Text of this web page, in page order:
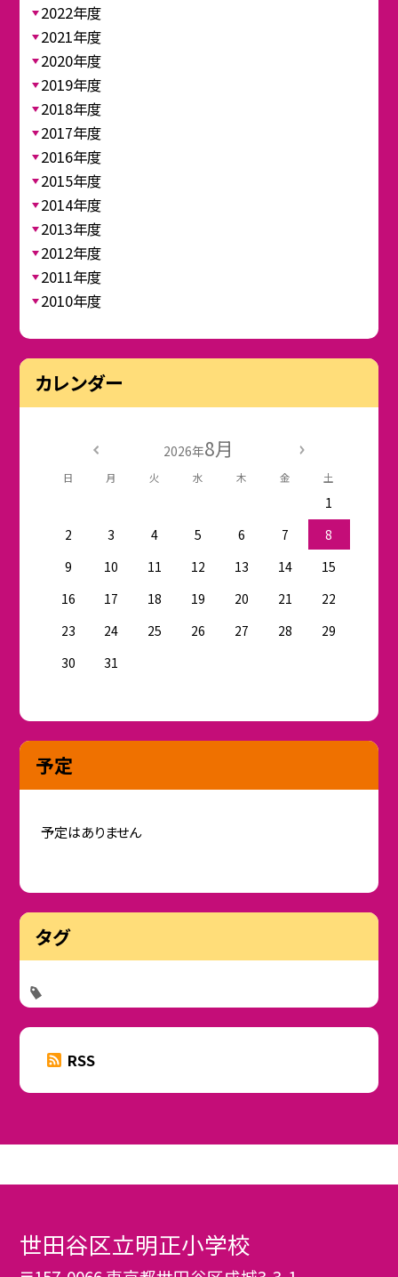
2022年度
2021年度
2020年度
2019年度
2018年度
2017年度
2016年度
2015年度
2014年度
2013年度
2012年度
2011年度
2010年度
カレンダー
2026年8月
日 月 火 水 木 金 土
1
2
3 4 5 6 7
8
9
10 11 12 13 14
15
16
17 18 19 20 21
22
23
24 25 26 27 28
29
30
31
予定
予定はありません
タグ
RSS
世田谷区立明正小学校